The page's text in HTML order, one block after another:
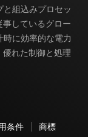
組込みプロセッ
しているグロー
に効率的な電力
れた制御と処理
条件
商標